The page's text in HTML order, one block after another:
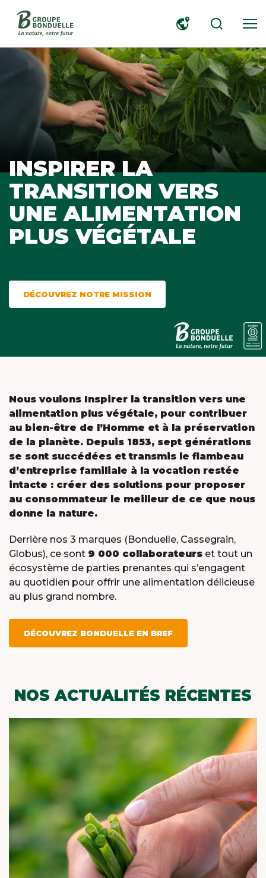
INSPIRER LA
TRANSITION VERS
UNE ALIMENTATION
PLUS VÉGÉTALE
DÉCOUVREZ NOTRE MISSION
Nous voulons Inspirer la transition vers une
alimentation plus végétale, pour contribuer
au bien-être de l’Homme et à la préservation
de la planète. Depuis 1853, sept générations
se sont succédées et transmis le flambeau
d’entreprise familiale à la vocation restée
intacte : créer des solutions pour proposer
au consommateur le meilleur de ce que nous
donne la nature.
Derrière nos 3 marques (Bonduelle, Cassegrain,
Globus), ce sont 9 000 collaborateurs et tout un
écosystème de parties prenantes qui s’engagent
au quotidien pour offrir une alimentation délicieuse
au plus grand nombre.
DÉCOUVREZ BONDUELLE EN BREF
NOS ACTUALITÉS RÉCENTES